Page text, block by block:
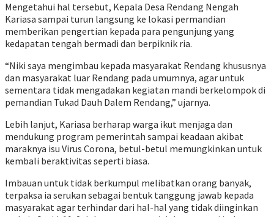
Mengetahui hal tersebut, Kepala Desa Rendang Nengah
Kariasa sampai turun langsung ke lokasi permandian
memberikan pengertian kepada para pengunjung yang
kedapatan tengah bermadi dan berpiknik ria.
“Niki saya mengimbau kepada masyarakat Rendang khususnya
dan masyarakat luar Rendang pada umumnya, agar untuk
sementara tidak mengadakan kegiatan mandi berkelompok di
pemandian Tukad Dauh Dalem Rendang,” ujarnya.
Lebih lanjut, Kariasa berharap warga ikut menjaga dan
mendukung program pemerintah sampai keadaan akibat
maraknya isu Virus Corona, betul-betul memungkinkan untuk
kembali beraktivitas seperti biasa.
Imbauan untuk tidak berkumpul melibatkan orang banyak,
terpaksa ia serukan sebagai bentuk tanggung jawab kepada
masyarakat agar terhindar dari hal-hal yang tidak diinginkan